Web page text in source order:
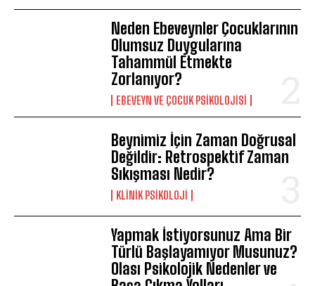
Neden Ebeveynler Çocuklarının
Olumsuz Duygularına
Tahammül Etmekte
Zorlanıyor?
EBEVEYN VE ÇOCUK PSIKOLOJISI
Beynimiz İçin Zaman Doğrusal
Değildir: Retrospektif Zaman
Sıkışması Nedir?
KLINIK PSIKOLOJI
Yapmak İstiyorsunuz Ama Bir
Türlü Başlayamıyor Musunuz?
Olası Psikolojik Nedenler ve